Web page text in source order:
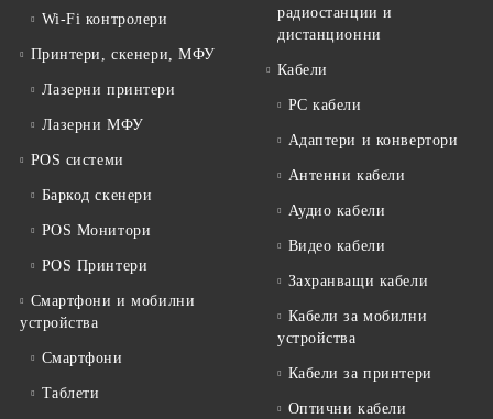
Wi-Fi контролери
Принтери, скенери, МФУ
Лазерни принтери
Лазерни МФУ
POS системи
Баркод скенери
POS Монитори
POS Принтери
Смартфони и мобилни
устройства
Смартфони
Таблети
радиостанции и
дистанционни
Кабели
PC кабели
Адаптери и конвертори
Антенни кабели
Аудио кабели
Видео кабели
Захранващи кабели
Кабели за мобилни
устройства
Кабели за принтери
Оптични кабели